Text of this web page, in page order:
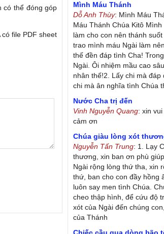
có thể đóng góp
file PDF sheet
Mình Máu Thánh
Dỗ Anh Thùy: Mình Máu
Máu Thánh Chúa Kitô
làm cho con nên thánh
trao mình máu Ngài làm
thế đền đáp tình Cha!
Ngài. Ôi nhiệm mầu cao
nhân thế!2. Lấy chi mà
chi mà ân nghĩa tình Chúa
Nước Cha trị đến
Vinh Nguyễn Quang: xin
cảm ơn
Chúa giàu lòng xót
Nguyễn Tấn Trung: 1. Lạy
thương, xin ban ơn phù
Ngài rộng lòng thứ tha, xin
thứ, ban cho con đầy hồng
luôn say men tình Chúa.
cheo thập hình, để cứu độ
xót của Ngài đến chúng
của Thánh